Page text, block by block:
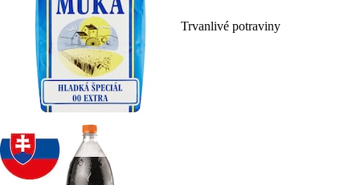
Trvanlivé potraviny